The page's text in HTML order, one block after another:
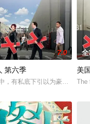
television reality
7.0
第六季
，有私底下引以为豪，却不
全
美
The